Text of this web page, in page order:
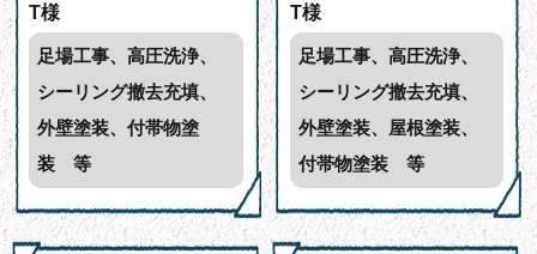
T様
足場工事、高圧洗浄、
シーリング撤去充填、
外壁塗装、付帯物塗
装 等
T様
足場工事、高圧洗浄、
シーリング撤去充填、
外壁塗装、屋根塗装、
付帯物塗装 等